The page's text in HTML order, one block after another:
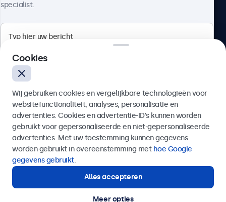
Aansluitingen
1x
DisplayPort
VGA
1x
USB-C
1x ondersteunt video, audio en touch
USB-A
Via de meegeleverde USB-C naar USB-A adapter. Deze
activeert enkel de touch functionaliteit en dient
gecombineerd te worden met HDMI, DisplayPort of VGA
4.8/5 door 5000+ bedrijven
Nederlands
specialist.
Verzenden
Of bel ons op
Hulp of advies nodig?
Direct contact met een specialist.
Cookies
Wij gebruiken cookies en vergelijkbare technologieën voor
websitefunctionaliteit, analyses, personalisatie en
advertenties. Cookies en advertentie-ID’s kunnen worden
gebruikt voor gepersonaliseerde en niet-gepersonaliseerde
advertenties. Met uw toestemming kunnen gegevens
worden gebruikt in overeenstemming met hoe Google
gegevens gebruikt.
Alles accepteren
Meer opties